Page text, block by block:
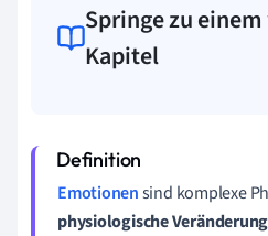
Springe zu
Kapitel
Emotionensind komplexe
physiologische